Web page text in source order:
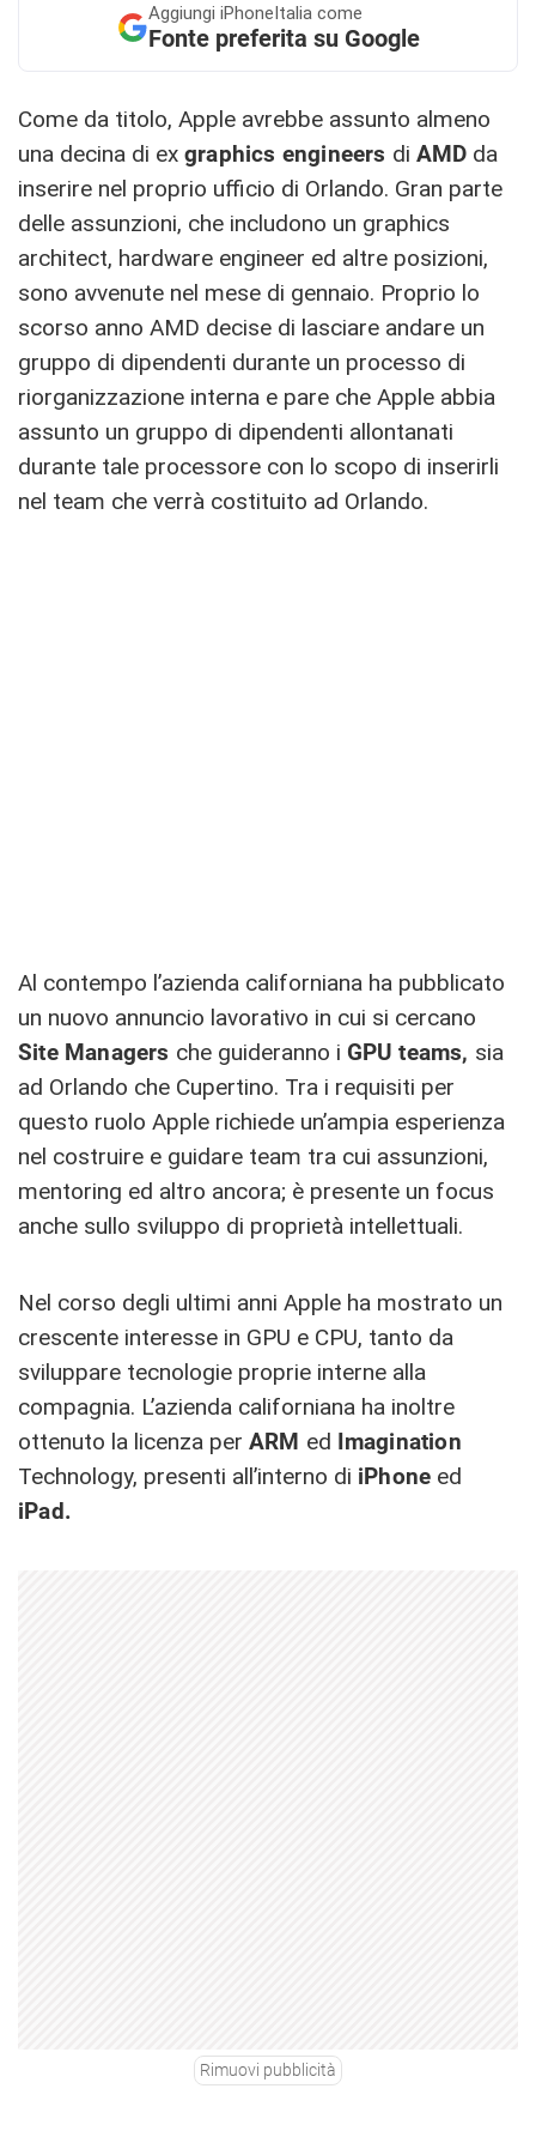
Aggiungi iPhoneItalia come
Fonte preferita su Google
Come da titolo, Apple avrebbe assunto almeno
una decina di ex graphics engineers di AMD da
inserire nel proprio ufficio di Orlando. Gran parte
delle assunzioni, che includono un graphics
architect, hardware engineer ed altre posizioni,
sono avvenute nel mese di gennaio. Proprio lo
scorso anno AMD decise di lasciare andare un
gruppo di dipendenti durante un processo di
riorganizzazione interna e pare che Apple abbia
assunto un gruppo di dipendenti allontanati
durante tale processore con lo scopo di inserirli
nel team che verrà costituito ad Orlando.
Al contempo l’azienda californiana ha pubblicato
un nuovo annuncio lavorativo in cui si cercano
Site Managers che guideranno i GPU teams, sia
ad Orlando che Cupertino. Tra i requisiti per
questo ruolo Apple richiede un’ampia esperienza
nel costruire e guidare team tra cui assunzioni,
mentoring ed altro ancora; è presente un focus
anche sullo sviluppo di proprietà intellettuali.
Nel corso degli ultimi anni Apple ha mostrato un
crescente interesse in GPU e CPU, tanto da
sviluppare tecnologie proprie interne alla
compagnia. L’azienda californiana ha inoltre
ottenuto la licenza per ARM ed Imagination
Technology, presenti all’interno di iPhone ed
iPad.
Rimuovi pubblicità